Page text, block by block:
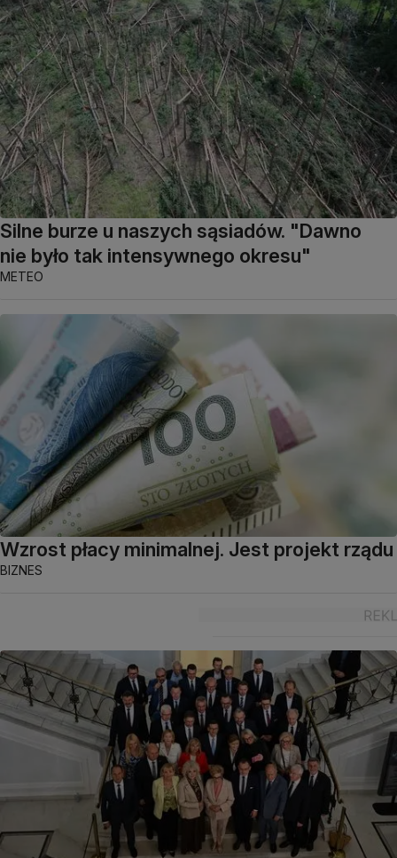
Silne burze u naszych sąsiadów. "Dawno
nie było tak intensywnego okresu"
METEO
Wzrost płacy minimalnej. Jest projekt rządu
BIZNES